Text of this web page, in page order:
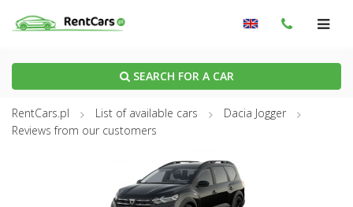
SEARCH FOR A CAR
RentCars.pl List of available cars
Dacia Jogger
Reviews from our customers